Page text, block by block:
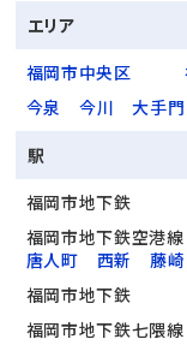
エリア
福岡市中央区
今泉
今川 大手門
駅
福岡市地下鉄
福岡市地下鉄空港線
唐人町
西新
藤崎
福岡市地下鉄
福岡市地下鉄七隈線